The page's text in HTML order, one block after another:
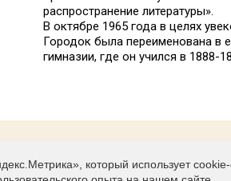
распространение литературы».
В октябре 1965 года в целях
Городок была переименована в
гимназии, где он учился в 1888-
который использует